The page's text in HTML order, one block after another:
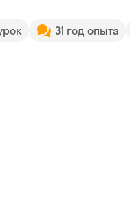
31 год опыта